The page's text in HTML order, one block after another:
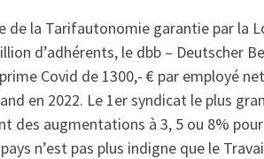
de la Tarifautonomie garantie par la
d’adhérents, le dbb – Deutscher
Covid de 1300,- € par employé
en 2022. Le 1er syndicat le plus
des augmentations à 3, 5 ou 8%
n’est pas plus indigne que le